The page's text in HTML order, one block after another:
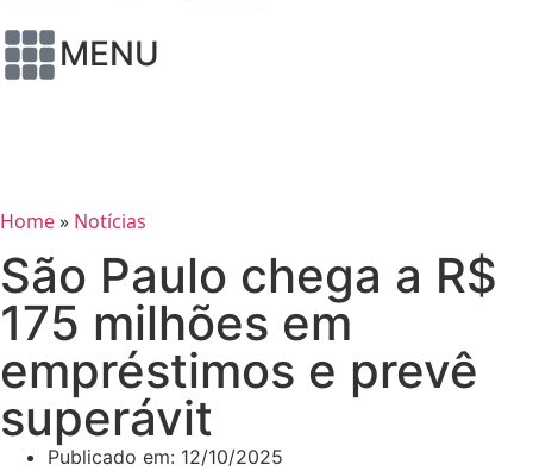
MENU
Home» Notícias
São Paulo chega a R$
175 milhões em
empréstimos e prevê
superávit
Publicado em: 12/10/2025